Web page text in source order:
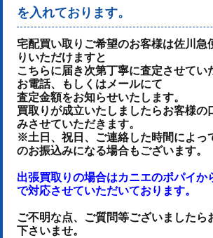
を入れております。
宅配買い取りご希望のお客様は佐川急
りいただけますと
こちらに届き次第丁寧に査定させてい
お電話、もしくはメールにて
査定金額をお知らせいたします。
買取りが成立いたしましたらお客様の
みさせていただきます。
※土日、祝日、ご連絡した時間によっ
のお振込みになる場合もございます。
出張買取りの場合はカニエのポパイか
で対応させていただいております。
ご不明な点、ご質問等ございましたら
下さいませ。